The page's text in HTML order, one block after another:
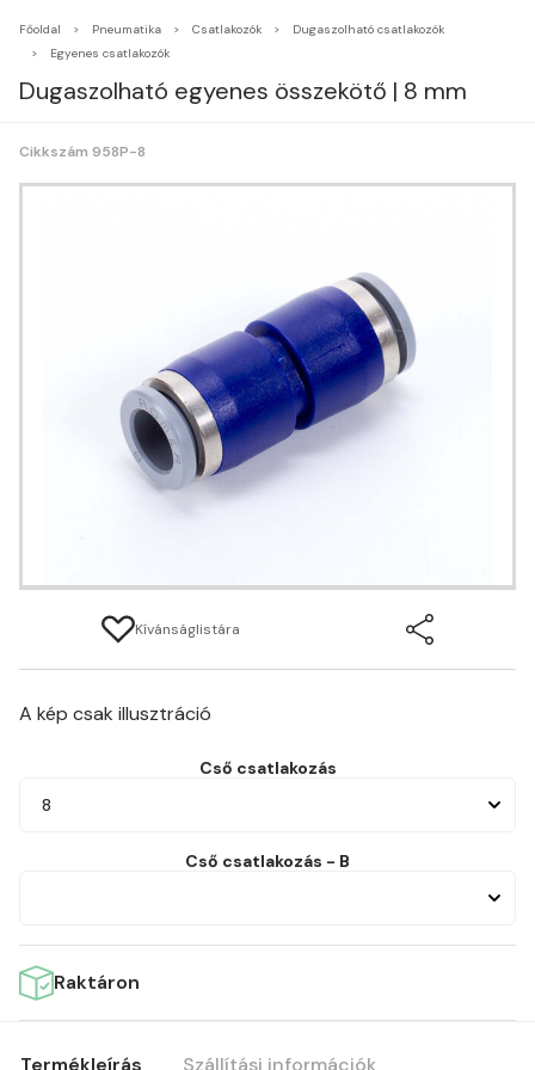
Főoldal Pneumatika Csatlakozók
Dugaszolható csatlakozók
Egyenes csatlakozók
Dugaszolható egyenes összekötő | 8 mm
Cikkszám 958P-8
Kívánságlistára
A kép csak illusztráció
Cső csatlakozás
8
Cső csatlakozás - B
Raktáron
Termékleírás Szállítási információk